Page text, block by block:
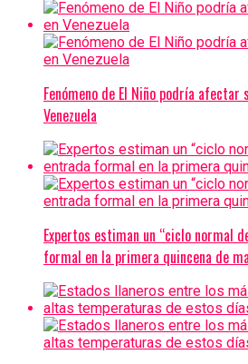
Fenómeno de El Niño podría afectar
Venezuela
Expertos estiman un “ciclo normal
formal en la primera quincena de